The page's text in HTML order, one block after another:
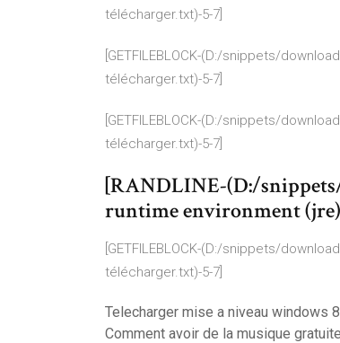
télécharger.txt)-5-7]
[GETFILEBLOCK-(D:/snippets/
télécharger.txt)-5-7]
[GETFILEBLOCK-(D:/snippets/
télécharger.txt)-5-7]
[RANDLINE-(D:/
runtime environment
[GETFILEBLOCK-(D:/snippets/
télécharger.txt)-5-7]
Telecharger mise a niveau windows
Comment avoir de la musique